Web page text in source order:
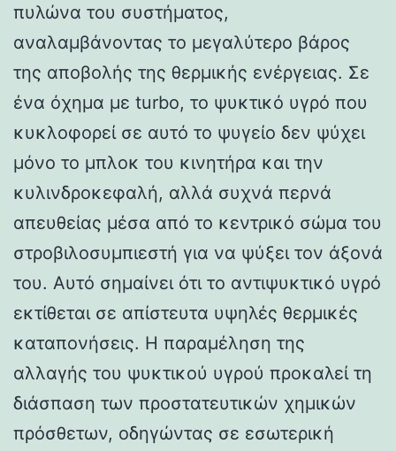
πυλώνα του συστήματος,
αναλαμβάνοντας το μεγαλύτερο βάρος
της αποβολής της θερμικής ενέργειας. Σε
ένα όχημα με turbo, το ψυκτικό υγρό που
κυκλοφορεί σε αυτό το ψυγείο δεν ψύχει
μόνο το μπλοκ του κινητήρα και την
κυλινδροκεφαλή, αλλά συχνά περνά
απευθείας μέσα από το κεντρικό σώμα του
στροβιλοσυμπιεστή για να ψύξει τον άξονά
του. Αυτό σημαίνει ότι το αντιψυκτικό υγρό
εκτίθεται σε απίστευτα υψηλές θερμικές
καταπονήσεις. Η παραμέληση της
αλλαγής του ψυκτικού υγρού προκαλεί τη
διάσπαση των προστατευτικών χημικών
πρόσθετων, οδηγώντας σε εσωτερική